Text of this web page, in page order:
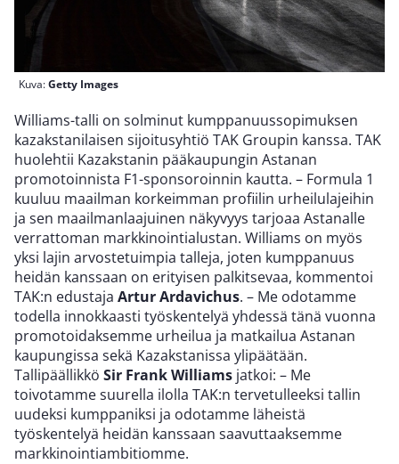
Kuva:Getty Images
Williams-talli on solminut kumppanuussopimuksen
kazakstanilaisen sijoitusyhtiö TAK Groupin kanssa. TAK
huolehtii Kazakstanin pääkaupungin Astanan
promotoinnista F1-sponsoroinnin kautta. – Formula 1
kuuluu maailman korkeimman profiilin urheilulajeihin
ja sen maailmanlaajuinen näkyvyys tarjoaa Astanalle
verrattoman markkinointialustan. Williams on myös
yksi lajin arvostetuimpia talleja, joten kumppanuus
heidän kanssaan on erityisen palkitsevaa, kommentoi
TAK:n edustaja Artur Ardavichus. – Me odotamme
todella innokkaasti työskentelyä yhdessä tänä vuonna
promotoidaksemme urheilua ja matkailua Astanan
kaupungissa sekä Kazakstanissa ylipäätään.
Tallipäällikkö Sir Frank Williams jatkoi: – Me
toivotamme suurella ilolla TAK:n tervetulleeksi tallin
uudeksi kumppaniksi ja odotamme läheistä
työskentelyä heidän kanssaan saavuttaaksemme
markkinointiambitiomme.